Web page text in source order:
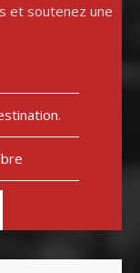
et soutenez une